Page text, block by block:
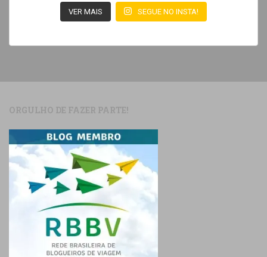
VER MAIS SEGUE NO INSTA!
ORGULHO DE FAZER PARTE!